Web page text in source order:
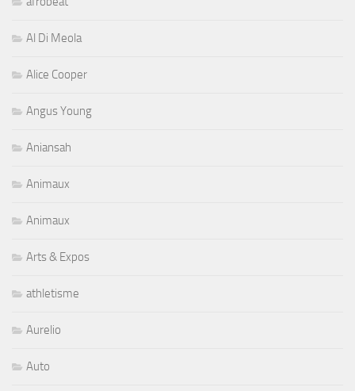
Al Di Meola
Alice Cooper
Angus Young
Aniansah
Animaux
Animaux
Arts & Expos
athletisme
Aurelio
Auto